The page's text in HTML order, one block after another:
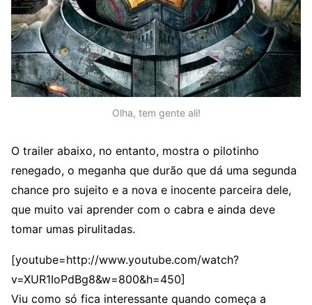
Olha, tem gente ali!
O trailer abaixo, no entanto, mostra o pilotinho
renegado, o meganha que durão que dá uma segunda
chance pro sujeito e a nova e inocente parceira dele,
que muito vai aprender com o cabra e ainda deve
tomar umas pirulitadas.
[youtube=http://www.youtube.com/watch?
v=XUR1IoPdBg8&w=800&h=450]
Viu como só fica interessante quando começa a